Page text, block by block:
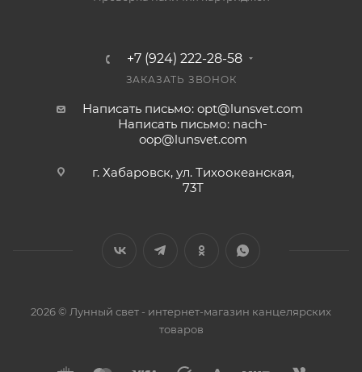
+7 (924) 222-28-58
ЗАКАЗАТЬ ЗВОНОК
Написать письмо: opt@lunsvet.com
Написать письмо: nach-
oop@lunsvet.com
г. Хабаровск, ул. Тихоокеанская,
73Т
2026 © Лунный свет - интернет-магазин канцелярских
товаров